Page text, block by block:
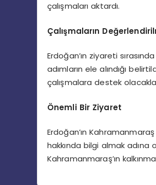
çalışmaları aktardı.
Çalışmaların
Erdoğan’ın ziyareti
adımların ele alındığı
çalışmalara destek
Önemli Bir Ziyaret
Erdoğan’ın
hakkında bilgi almak adına
Kahramanmaraş’ın